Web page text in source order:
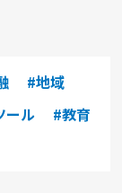
#地域
ール
#教育